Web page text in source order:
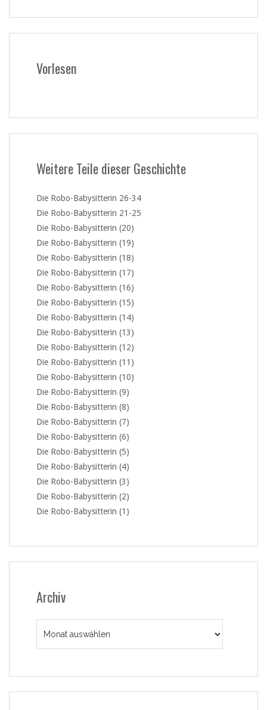
Vorlesen
Weitere Teile dieser Geschichte
Die Robo-Babysitterin 26-34
Die Robo-Babysitterin 21-25
Die Robo-Babysitterin (20)
Die Robo-Babysitterin (19)
Die Robo-Babysitterin (18)
Die Robo-Babysitterin (17)
Die Robo-Babysitterin (16)
Die Robo-Babysitterin (15)
Die Robo-Babysitterin (14)
Die Robo-Babysitterin (13)
Die Robo-Babysitterin (12)
Die Robo-Babysitterin (11)
Die Robo-Babysitterin (10)
Die Robo-Babysitterin (9)
Die Robo-Babysitterin (8)
Die Robo-Babysitterin (7)
Die Robo-Babysitterin (6)
Die Robo-Babysitterin (5)
Die Robo-Babysitterin (4)
Die Robo-Babysitterin (3)
Die Robo-Babysitterin (2)
Die Robo-Babysitterin (1)
Archiv